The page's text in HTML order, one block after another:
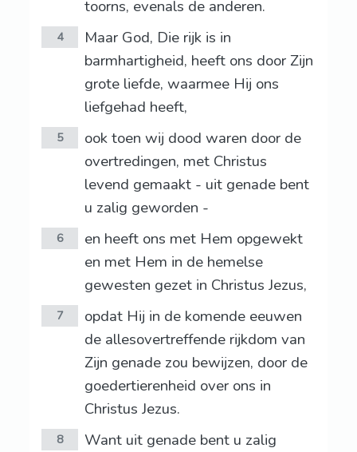
toorns, evenals de anderen.
4
Maar God, Die rijk is in
barmhartigheid, heeft ons door Zijn
grote liefde, waarmee Hij ons
liefgehad heeft,
5
ook toen wij dood waren door de
overtredingen, met Christus
levend gemaakt - uit genade bent
u zalig geworden -
6
en heeft ons met Hem opgewekt
en met Hem in de hemelse
gewesten gezet in Christus Jezus,
7
opdat Hij in de komende eeuwen
de allesovertreffende rijkdom van
Zijn genade zou bewijzen, door de
goedertierenheid over ons in
Christus Jezus.
8
Want uit genade bent u zalig